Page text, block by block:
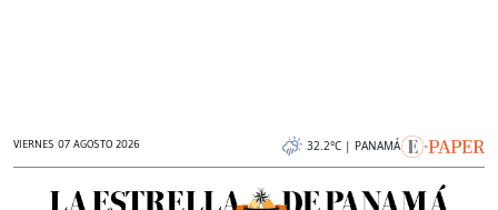
VIERNES 07 AGOSTO 2026 32.2°C | PANAMÁ